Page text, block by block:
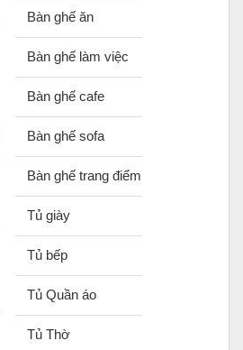
Bàn ghế ăn
Bàn ghế làm việc
Bàn ghế cafe
Bàn ghế sofa
Bàn ghế trang điểm
Tủ giày
Tủ bếp
Tủ Quần áo
Tủ Thờ